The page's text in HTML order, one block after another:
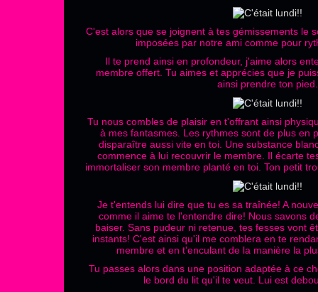
C'est alors que se joignent à tes gémissements le
imposées par notre ami comme pour
Il te prend ainsi en profondeur, j'aime alors
membre offert. Tu aimes et apprécies que je
ainsi prendre ton pied.
Tu nous combles de plaisir en t'offrant ainsi
à mes fantasmes. Les rythmes sont de plus en
disparaître aussi vite en toi. Une substance
commence à lui recouvrir le membre. Il écarte
immortaliser son membre planté en toi. Ton petit
Je t'entends lui dire que tu es sa traînée! A
comme il aime te l'entendre dire! Nous savons
baiser. Sans pudeur ni retenue, tes fesses vont
instants! C'est ainsi qu'il me comblera en te
membre et en t'enculant de la manière la
Tu passes alors dans une position adaptée à ce
le bord du lit qu'il te veut. Lui est